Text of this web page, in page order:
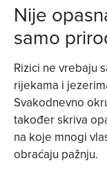
Nije
samo
Rizici ne vrebaju
rijekama i
Svakodnevno
također skriva
na koje mnogi
obraćaju pažnju.